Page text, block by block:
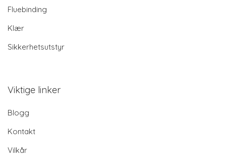
Fluebinding
Klær
Sikkerhetsutstyr
Viktige linker
Blogg
Kontakt
Vilkår